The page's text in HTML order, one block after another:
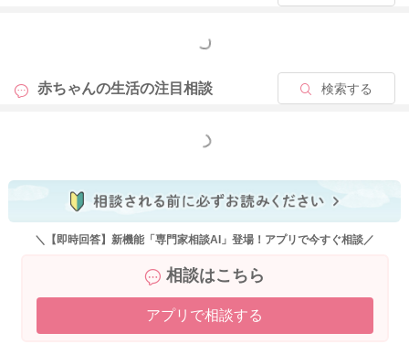
もっと見る
赤ちゃんの生活の注目相談 検索する
もっと見る
＼【即時回答】新機能「専門家相談AI」登場！アプリで今すぐ相談／
相談はこちら
アプリで相談する